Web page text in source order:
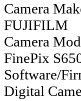
Camera
FUJIFILM
Camera
FinePix
Software/
Digital